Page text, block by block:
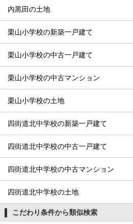
内黒田の土地
栗山小学校の新築一戸建て
栗山小学校の中古一戸建て
栗山小学校の中古マンション
栗山小学校の土地
四街道北中学校の新築一戸建て
四街道北中学校の中古一戸建て
四街道北中学校の中古マンション
四街道北中学校の土地
こだわり条件から類似検索